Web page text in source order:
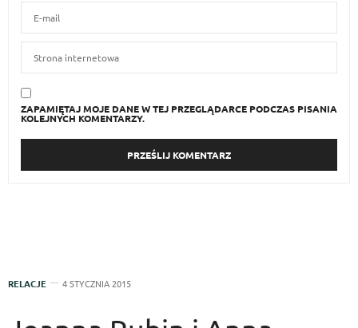
ZAPAMIĘTAJ MOJE DANE W TEJ PRZEGLĄDARCE PODCZAS PISANIA
KOLEJNYCH KOMENTARZY.
RELACJE 4 STYCZNIA 2015